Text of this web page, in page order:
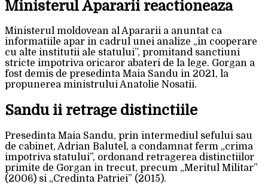
Ministerul Apararii reactioneaza
Ministerul moldovean al Apararii a anuntat ca
informatiile apar in cadrul unei analize „in cooperare
cu alte institutii ale statului”, promitand sanctiuni
stricte impotriva oricaror abateri de la lege. Gorgan a
fost demis de presedinta Maia Sandu in 2021, la
propunerea ministrului Anatolie Nosatii.
Sandu ii retrage distinctiile
Presedinta Maia Sandu, prin intermediul sefului sau
de cabinet, Adrian Balutel, a condamnat ferm „crima
impotriva statului”, ordonand retragerea distinctiilor
primite de Gorgan in trecut, precum „Meritul Militar”
(2006) si „Credinta Patriei” (2015).